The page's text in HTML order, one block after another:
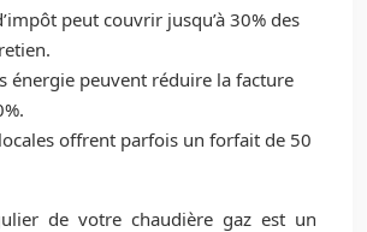
peut couvrir jusqu’à 30% des
énergie peuvent réduire la facture
offrent parfois un forfait de 50
de votre chaudière gaz est un